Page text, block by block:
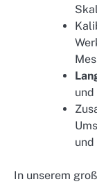
und
In unserem